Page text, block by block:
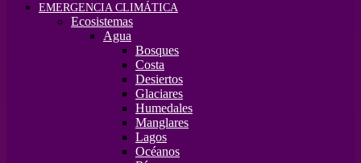
EMERGENCIA CLIMÁTICA
Ecosistemas
Agua
Bosques
Costa
Desiertos
Glaciares
Humedales
Manglares
Lagos
Océanos